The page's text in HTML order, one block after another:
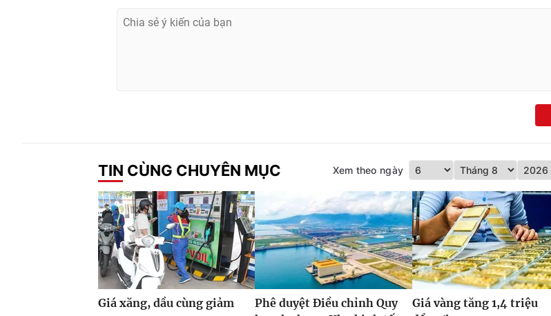
TIN CÙNG CHUYÊN MỤC Xem theo ngày
Giá xăng, dầu cùng giảm
Phê duyệt Điều chỉnh Quy
Giá vàng tăng 1,4 triệu